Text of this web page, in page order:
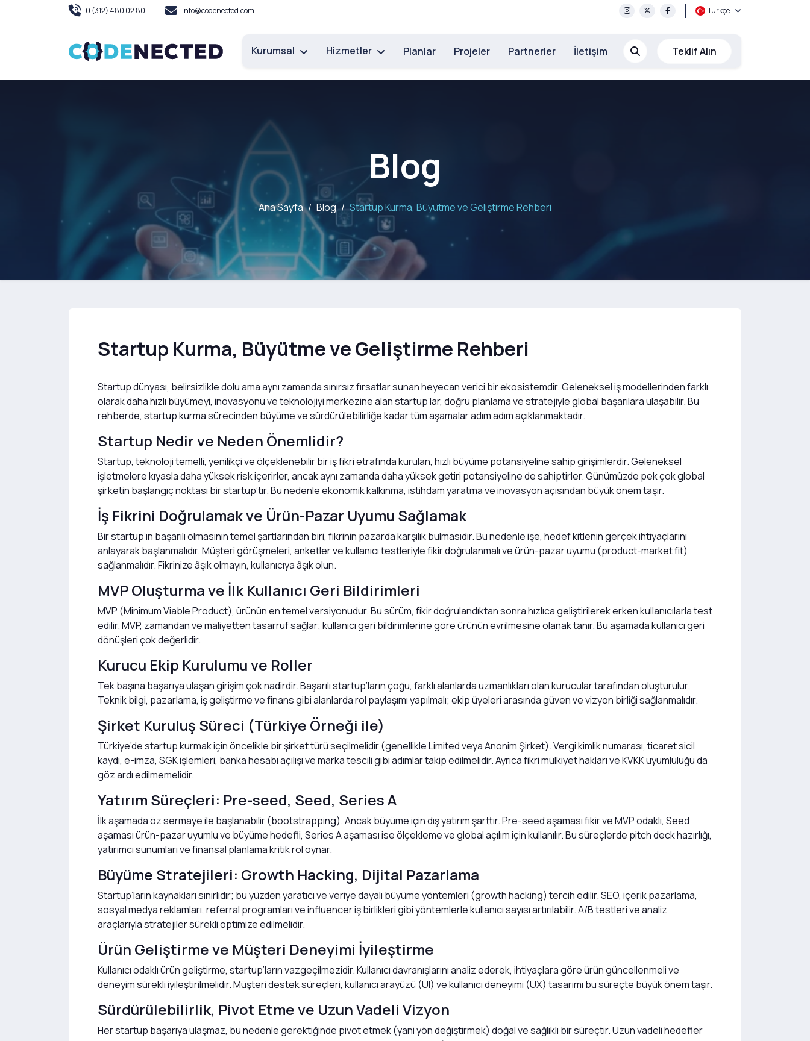
0 (312) 480 02 80 info@codenected.com Türkçe
Kurumsal Hizmetler Planlar Projeler Partnerler İletişim Teklif Alın
Blog
Ana Sayfa Blog Startup Kurma, Büyütme ve Geliştirme Rehberi
Startup Kurma, Büyütme ve Geliştirme Rehberi
Startup dünyası, belirsizlikle dolu ama aynı zamanda sınırsız fırsatlar sunan heyecan verici bir ekosistemdir. Geleneksel iş modellerinden farklı
olarak daha hızlı büyümeyi, inovasyonu ve teknolojiyi merkezine alan startup’lar, doğru planlama ve stratejiyle global başarılara ulaşabilir. Bu
rehberde, startup kurma sürecinden büyüme ve sürdürülebilirliğe kadar tüm aşamalar adım adım açıklanmaktadır.
Startup Nedir ve Neden Önemlidir?
Startup, teknoloji temelli, yenilikçi ve ölçeklenebilir bir iş fikri etrafında kurulan, hızlı büyüme potansiyeline sahip girişimlerdir. Geleneksel
işletmelere kıyasla daha yüksek risk içerirler, ancak aynı zamanda daha yüksek getiri potansiyeline de sahiptirler. Günümüzde pek çok global
şirketin başlangıç noktası bir startup’tır. Bu nedenle ekonomik kalkınma, istihdam yaratma ve inovasyon açısından büyük önem taşır.
İş Fikrini Doğrulamak ve Ürün-Pazar Uyumu Sağlamak
Bir startup’ın başarılı olmasının temel şartlarından biri, fikrinin pazarda karşılık bulmasıdır. Bu nedenle işe, hedef kitlenin gerçek ihtiyaçlarını
anlayarak başlanmalıdır. Müşteri görüşmeleri, anketler ve kullanıcı testleriyle fikir doğrulanmalı ve ürün-pazar uyumu (product-market fit)
sağlanmalıdır. Fikrinize âşık olmayın, kullanıcıya âşık olun.
MVP Oluşturma ve İlk Kullanıcı Geri Bildirimleri
MVP (Minimum Viable Product), ürünün en temel versiyonudur. Bu sürüm, fikir doğrulandıktan sonra hızlıca geliştirilerek erken kullanıcılarla test
edilir. MVP, zamandan ve maliyetten tasarruf sağlar; kullanıcı geri bildirimlerine göre ürünün evrilmesine olanak tanır. Bu aşamada kullanıcı geri
dönüşleri çok değerlidir.
Kurucu Ekip Kurulumu ve Roller
Tek başına başarıya ulaşan girişim çok nadirdir. Başarılı startup’ların çoğu, farklı alanlarda uzmanlıkları olan kurucular tarafından oluşturulur.
Teknik bilgi, pazarlama, iş geliştirme ve finans gibi alanlarda rol paylaşımı yapılmalı; ekip üyeleri arasında güven ve vizyon birliği sağlanmalıdır.
Şirket Kuruluş Süreci (Türkiye Örneği ile)
Türkiye’de startup kurmak için öncelikle bir şirket türü seçilmelidir (genellikle Limited veya Anonim Şirket). Vergi kimlik numarası, ticaret sicil
kaydı, e-imza, SGK işlemleri, banka hesabı açılışı ve marka tescili gibi adımlar takip edilmelidir. Ayrıca fikri mülkiyet hakları ve KVKK uyumluluğu da
göz ardı edilmemelidir.
Yatırım Süreçleri: Pre-seed, Seed, Series A
İlk aşamada öz sermaye ile başlanabilir (bootstrapping). Ancak büyüme için dış yatırım şarttır. Pre-seed aşaması fikir ve MVP odaklı, Seed
aşaması ürün-pazar uyumlu ve büyüme hedefli, Series A aşaması ise ölçekleme ve global açılım için kullanılır. Bu süreçlerde pitch deck hazırlığı,
yatırımcı sunumları ve finansal planlama kritik rol oynar.
Büyüme Stratejileri: Growth Hacking, Dijital Pazarlama
Startup’ların kaynakları sınırlıdır; bu yüzden yaratıcı ve veriye dayalı büyüme yöntemleri (growth hacking) tercih edilir. SEO, içerik pazarlama,
sosyal medya reklamları, referral programları ve influencer iş birlikleri gibi yöntemlerle kullanıcı sayısı artırılabilir. A/B testleri ve analiz
araçlarıyla stratejiler sürekli optimize edilmelidir.
Ürün Geliştirme ve Müşteri Deneyimi İyileştirme
Kullanıcı odaklı ürün geliştirme, startup’ların vazgeçilmezidir. Kullanıcı davranışlarını analiz ederek, ihtiyaçlara göre ürün güncellenmeli ve
deneyim sürekli iyileştirilmelidir. Müşteri destek süreçleri, kullanıcı arayüzü (UI) ve kullanıcı deneyimi (UX) tasarımı bu süreçte büyük önem taşır.
Sürdürülebilirlik, Pivot Etme ve Uzun Vadeli Vizyon
Her startup başarıya ulaşmaz, bu nedenle gerektiğinde pivot etmek (yani yön değiştirmek) doğal ve sağlıklı bir süreçtir. Uzun vadeli hedefler